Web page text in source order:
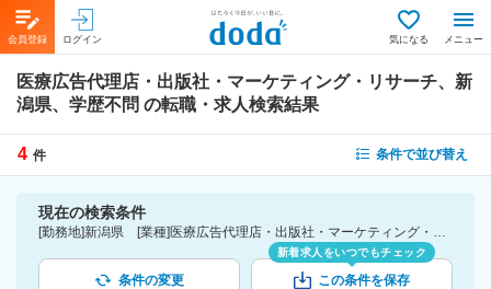
会員登録 ログイン 気になる メニュー
医療広告代理店・出版社・マーケティング・リサーチ、新
潟県、学歴不問 の転職・求人検索結果
4 件 条件で並び替え
現在の検索条件
[勤務地]新潟県 [業種]医療広告代理店・出版社・マーケティング・リサーチ-医薬品・医療機器・ライフサイエンス・医療系サービス [こだわり条件ピックアップ]学歴不問 [詳細条件](募集・採用情報)学歴不問
条件の変更
新着求人をいつでもチェック
この条件を保存